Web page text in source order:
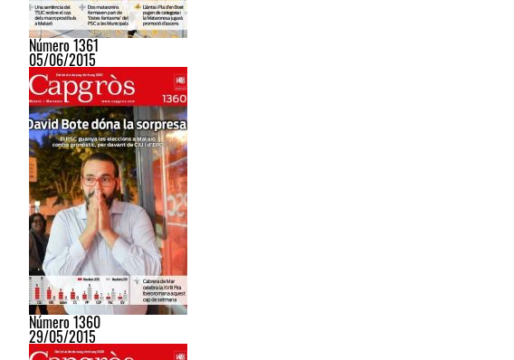
Número 1361
05/06/2015
Número 1360
29/05/2015